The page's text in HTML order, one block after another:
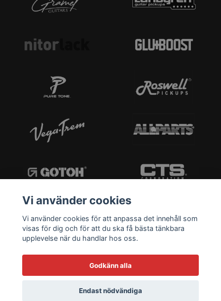
Vi använder cookies
Vi använder cookies för att anpassa det innehåll som
visas för dig och för att du ska få bästa tänkbara
upplevelse när du handlar hos oss.
Godkänn alla
Endast nödvändiga